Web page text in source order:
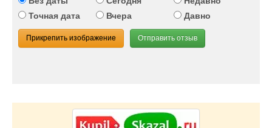
Точная дата
Вчера Давно
Прикрепить изображение Отправить отзыв